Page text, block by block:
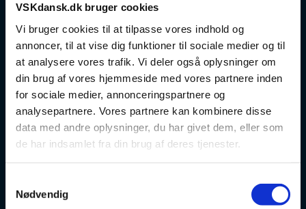
VSKdansk.dk bruger cookies
Vi bruger cookies til at tilpasse vores indhold og
annoncer, til at vise dig funktioner til sociale medier og til
at analysere vores trafik. Vi deler også oplysninger om
din brug af vores hjemmeside med vores partnere inden
for sociale medier, annonceringspartnere og
analysepartnere. Vores partnere kan kombinere disse
data med andre oplysninger, du har givet dem, eller som
de har indsamlet fra din brug af deres tjenester.
Nødvendig
FVU
Særlige kurser
Prøver